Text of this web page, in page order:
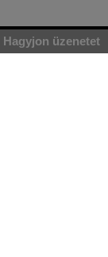
Hagyjon üzenetet